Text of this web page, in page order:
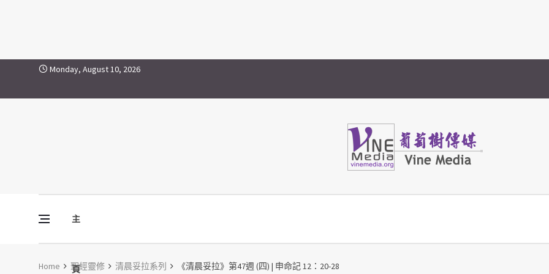
Skip to contentMonday, August 10, 2026
主
頁
Vine Media
葡萄樹傳媒
Home 聖經靈修 清晨妥拉系列 《清晨妥拉》第47週 (四) | 申命記 12：20-28